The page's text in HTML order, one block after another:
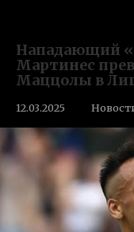
Нападающий
Мартинес
Маццолы в
12.03.2025